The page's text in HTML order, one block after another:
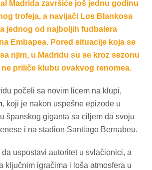
Madrida završiće još jednu godinu
trofeja, a navijači Los Blankosa
jednog od najboljih fudbalera
Embapea. Pored situacije koja se
njim, u Madridu su se kroz sezonu
priliče klubu ovakvog renomea.
počeli sa novim licem na klupi,
, koji je nakon uspešne epizode u
španskog giganta sa ciljem da svoju
i na stadion Santiago Bernabeu.
uspostavi autoritet u svlačionici, a
ključnim igračima i loša atmosfera u